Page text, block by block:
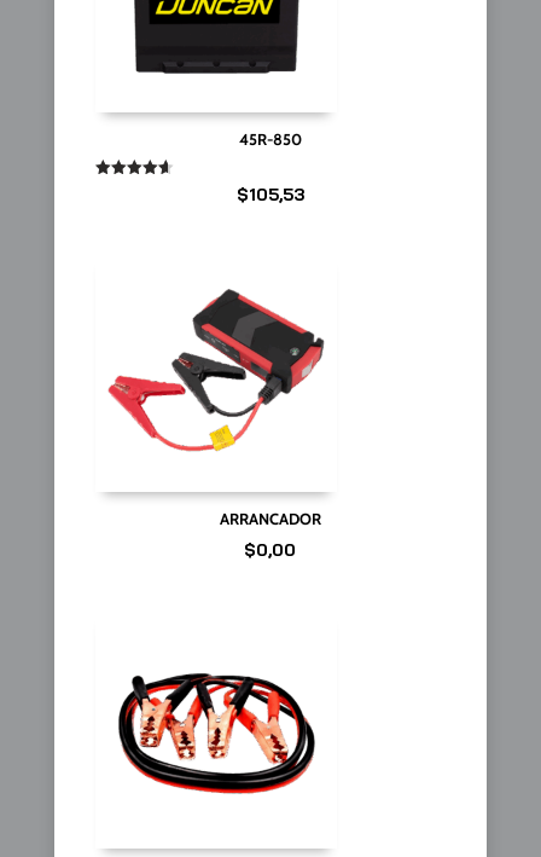
45R-850
$105,53
ARRANCADOR
$0,00